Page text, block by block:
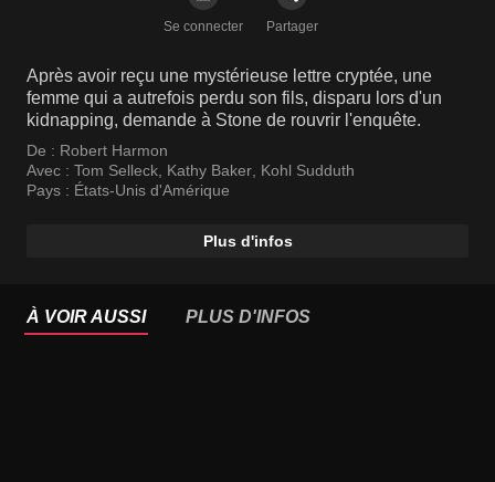
Se connecter Partager
Après avoir reçu une mystérieuse lettre cryptée, une
femme qui a autrefois perdu son fils, disparu lors d'un
kidnapping, demande à Stone de rouvrir l'enquête.
De : Robert Harmon
Avec : Tom Selleck Kathy Baker Kohl Sudduth
Pays : États-Unis d'Amérique
Plus d'infos
À VOIR AUSSI PLUS D'INFOS